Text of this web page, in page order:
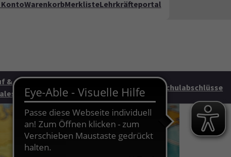
FAQ
KontoWarenkorbMerklisteLehrkräfteportal
&
Junge vhs &
Familie
HAG Schulabschlüsse